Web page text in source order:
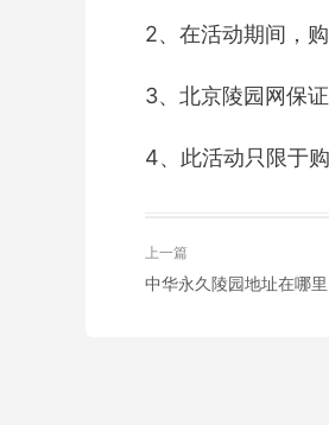
2、在活动期间，
3、北京陵园网保
4、此活动只限于
上一篇